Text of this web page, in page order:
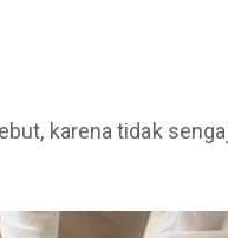
karena tidak